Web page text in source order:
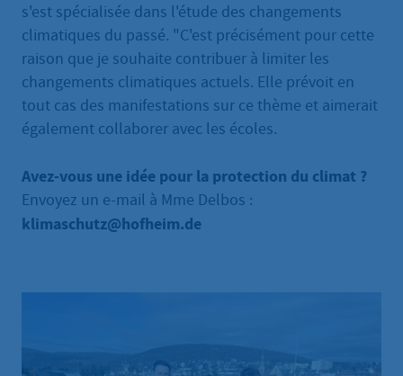
s'est spécialisée dans l'étude des changements
climatiques du passé. "C'est précisément pour cette
raison que je souhaite contribuer à limiter les
changements climatiques actuels. Elle prévoit en
tout cas des manifestations sur ce thème et aimerait
également collaborer avec les écoles.
Avez-vous une idée pour la protection du climat ?
Envoyez un e-mail à Mme Delbos :
klimaschutz@hofheim.de